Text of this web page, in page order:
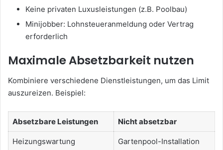
Keine privaten Luxusleistungen (z.B. Poolbau)
Minijobber: Lohnsteueranmeldung oder Vertrag
erforderlich
Maximale Absetzbarkeit nutzen
Kombiniere verschiedene Dienstleistungen, um das Limit
auszureizen. Beispiel:
Absetzbare Leistungen Nicht absetzbar
Heizungswartung Gartenpool-Installation